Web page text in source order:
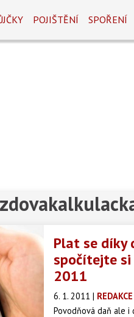
POJIŠTĚNÍ SPOŘENÍ
Plat se díky
spočítejte si
2011
6. 1. 2011 |
Povodňová daň ale